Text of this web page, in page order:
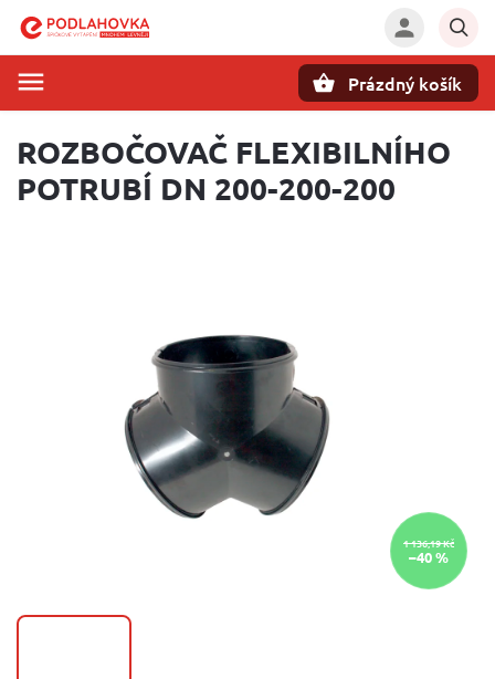
Prázdný košík
ROZBOČOVAČ FLEXIBILNÍHO
POTRUBÍ DN 200-200-200
1 136,19 Kč
–40 %